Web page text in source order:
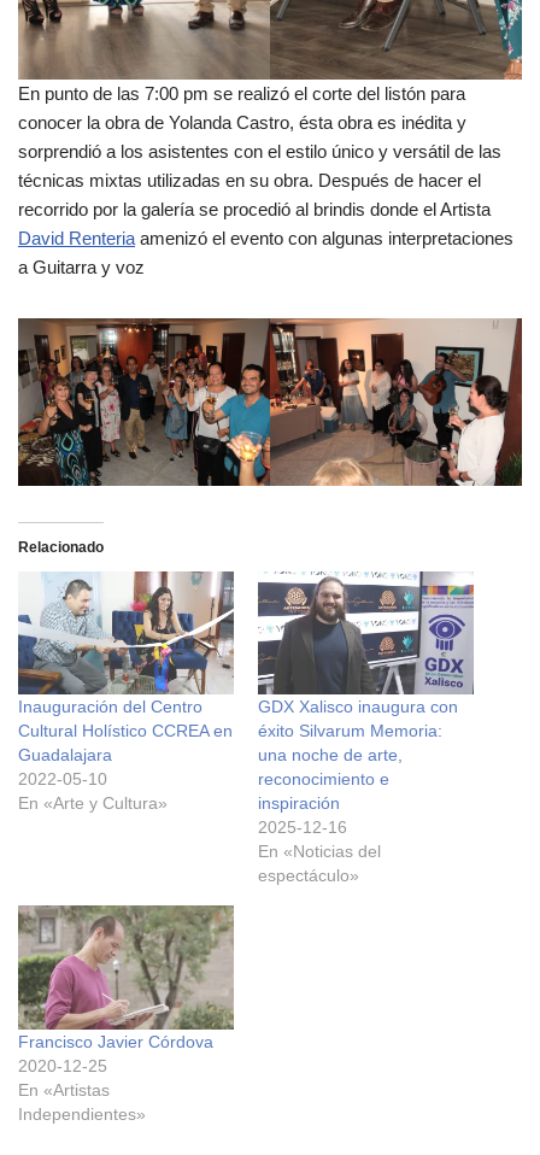
En punto de las 7:00 pm se realizó el corte del listón para
conocer la obra de Yolanda Castro, ésta obra es inédita y
sorprendió a los asistentes con el estilo único y versátil de las
técnicas mixtas utilizadas en su obra. Después de hacer el
recorrido por la galería se procedió al brindis donde el Artista
David Renteria amenizó el evento con algunas interpretaciones
a Guitarra y voz
Relacionado
Inauguración del Centro
Cultural Holístico CCREA en
Guadalajara
2022-05-10
En «Arte y Cultura»
GDX Xalisco inaugura con
éxito Silvarum Memoria:
una noche de arte,
reconocimiento e
inspiración
2025-12-16
En «Noticias del
espectáculo»
Francisco Javier Córdova
2020-12-25
En «Artistas
Independientes»